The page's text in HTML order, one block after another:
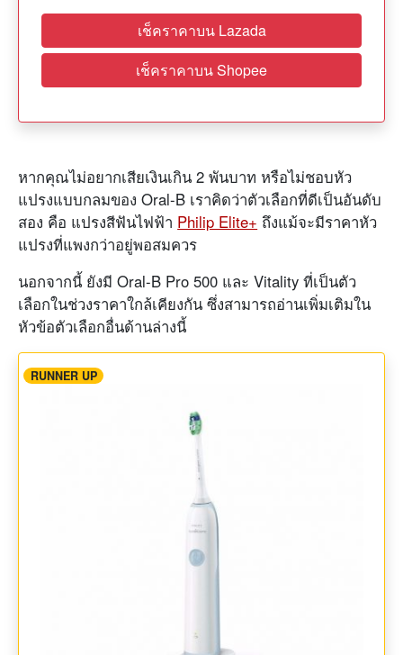
เช็คราคาบน Lazada
เช็คราคาบน Shopee
หากคุณไม่อยากเสียเงินเกิน 2 พันบาท หรือไม่ชอบหัว
แปรงแบบกลมของ Oral-B เราคิดว่าตัวเลือกที่ดีเป็นอันดับ
สอง คือ แปรงสีฟันไฟฟ้า Philip Elite+ ถึงแม้จะมีราคาหัว
แปรงที่แพงกว่าอยู่พอสมควร
นอกจากนี้ ยังมี Oral-B Pro 500 และ Vitality ที่เป็นตัว
เลือกในช่วงราคาใกล้เคียงกัน ซึ่งสามารถอ่านเพิ่มเติมใน
หัวข้อตัวเลือกอื่นด้านล่างนี้
RUNNER UP